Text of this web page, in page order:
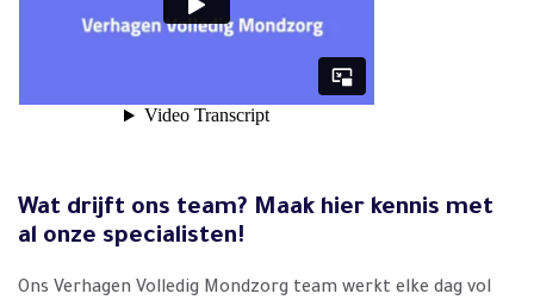
Wat drijft ons team? Maak hier kennis met
al onze specialisten!
Ons Verhagen Volledig Mondzorg team werkt elke dag vol